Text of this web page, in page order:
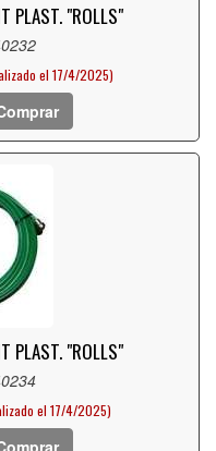
PLAST. "ROLLS"
el 17/4/2025)
PLAST. "ROLLS"
el 17/4/2025)